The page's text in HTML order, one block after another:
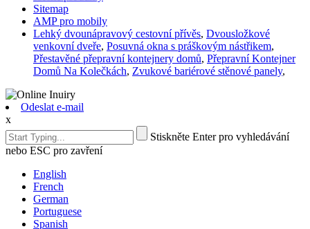
Sitemap
AMP pro mobily
Lehký dvounápravový cestovní přívěs, Dvousložkové
venkovní dveře, Posuvná okna s práškovým nástřikem,
Přestavěné přepravní kontejnery domů, Přepravní Kontejner
Domů Na Kolečkách, Zvukové bariérové ​​stěnové panely,
Odeslat e-mail
x
Stiskněte Enter pro vyhledávání
nebo ESC pro zavření
English
French
German
Portuguese
Spanish